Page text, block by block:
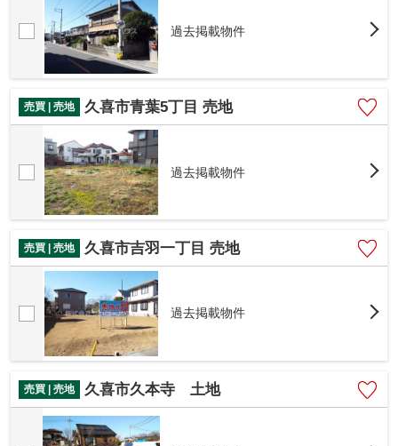
過去掲載物件
売買 | 売地 久喜市青葉5丁目 売地
過去掲載物件
売買 | 売地 久喜市吉羽一丁目 売地
過去掲載物件
売買 | 売地 久喜市久本寺 土地